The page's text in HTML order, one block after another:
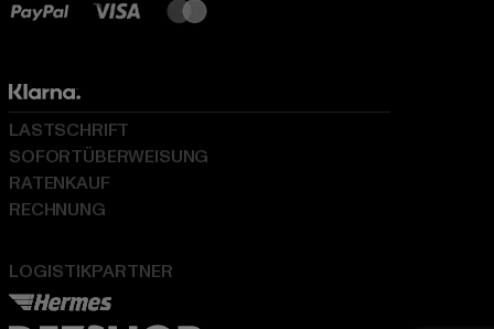
LOGISTIKPARTNER
LASTSCHRIFT
SOFORTÜBERWEISUNG
RATENKAUF
RECHNUNG